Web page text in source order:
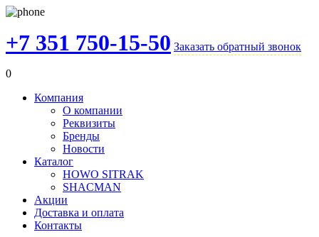
+7 351 750-15-50 Заказать обратный звонок
0
Компания
О компании
Реквизиты
Бренды
Новости
Каталог
HOWO SITRAK
SHACMAN
Акции
Доставка и оплата
Контакты